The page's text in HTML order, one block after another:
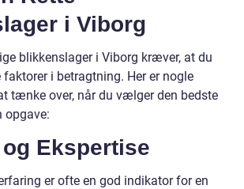
i Viborg
blikkenslager i Viborg kræver, at du
i betragtning. Her er nogle
tænke over, når du vælger den bedste
opgave:
Ekspertise
er ofte en god indikator for en